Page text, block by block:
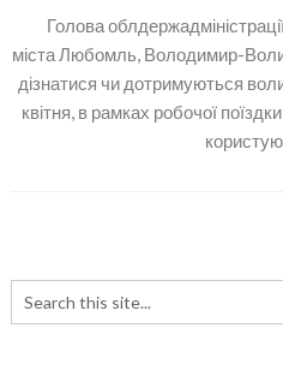
Голова
міста Любомль, Володимир-
дізнатися чи дотримуються
квітня, в рамках робочої